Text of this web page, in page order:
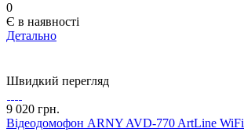
0
Є в наявності
Детально
Швидкий перегляд
9 020 грн.
Відеодомофон ARNY AVD-770 ArtLine WiFi